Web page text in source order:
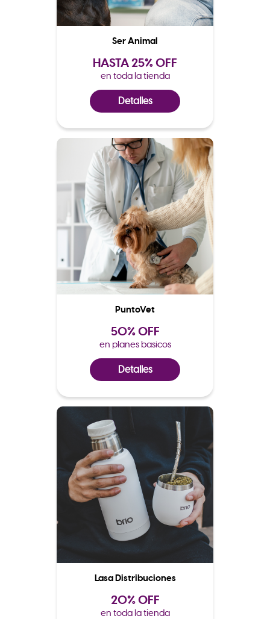
Ser Animal
HASTA 25% OFF
en toda la tienda
Detalles
PuntoVet
50% OFF
en planes basicos
Detalles
Lasa Distribuciones
20% OFF
en toda la tienda